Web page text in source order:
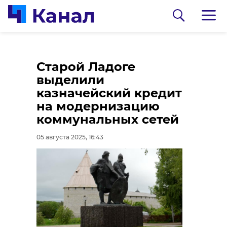
Старой Ладоге
выделили
казначейский кредит
на модернизацию
коммунальных сетей
05 августа 2025, 16:43
Над Петербургом
разверзлись хляби
небесные
05 августа 2025, 15:59
0:00 / 0:00
Фото и видео: 47channel
Александр
Дрозденко осмотрел